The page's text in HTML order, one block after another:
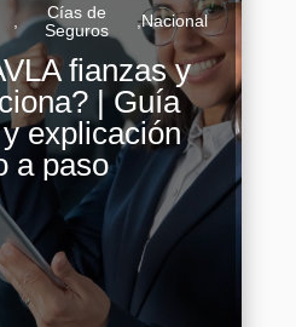
,
Cías de
Seguros
,Nacional
fianzas y
| Guía
explicación
a paso
de las obligaciones
surgen instrumentos
certidumbre y respaldo.
erige como una...